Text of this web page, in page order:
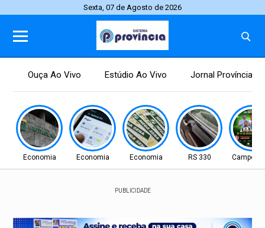
Sexta, 07 de Agosto de 2026
Ouça Ao Vivo Estúdio Ao Vivo Jornal Província
Economia Economia Economia RS 330 Campo
PUBLICIDADE